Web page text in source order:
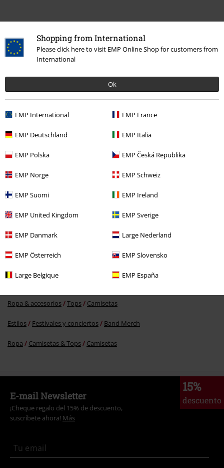
Shopping from International
Please click here to visit EMP Online Shop for customers from
International
Ok
EMP International EMP France
EMP Deutschland EMP Italia
EMP Polska EMP Česká Republika
EMP Norge EMP Schweiz
EMP Suomi EMP Ireland
EMP United Kingdom EMP Sverige
EMP Danmark Large Nederland
EMP Österreich EMP Slovensko
Large Belgique EMP España
Desde
Más categorías. Más opciones
Nuevo Band Merch Tallas Grandes
Band Merch Top Bands Ropa
Camisetas & Tops
Ropa & accesorios Tops Camisetas
Estilos Festivales y conciertos Band Merch
Ropa Camisetas & Tops Camisetas
15%
descuento
E-mail Newsletter
¡Cheque regalo del 15% de descuento,
suscríbete ahora! Más